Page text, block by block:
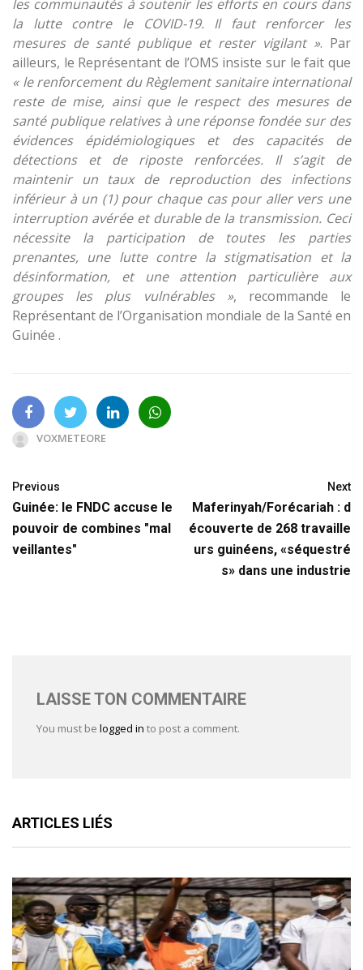
les communautés à soutenir les efforts en cours dans
la lutte contre le COVID-19. Il faut renforcer les
mesures de santé publique et rester vigilant ». Par
ailleurs, le Représentant de l’OMS insiste sur le fait que
« le renforcement du Règlement sanitaire international
reste de mise, ainsi que le respect des mesures de
santé publique relatives à une réponse fondée sur des
évidences épidémiologiques et des capacités de
détections et de riposte renforcées. Il s’agit de
maintenir un taux de reproduction des infections
inférieur à un (1) pour chaque cas pour aller vers une
interruption avérée et durable de la transmission. Ceci
nécessite la participation de toutes les parties
prenantes, une lutte contre la stigmatisation et la
désinformation, et une attention particulière aux
groupes les plus vulnérables », recommande le
Représentant de l’Organisation mondiale de la Santé en
Guinée .
VOXMETEORE
Previous
Guinée: le FNDC accuse le
pouvoir de combines "mal
veillantes"
Next
Maferinyah/Forécariah : d
écouverte de 268 travaille
urs guinéens, «séquestré
s» dans une industrie
LAISSE TON COMMENTAIRE
You must be logged in to post a comment.
ARTICLES LIÉS